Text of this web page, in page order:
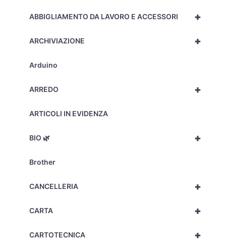
+
ABBIGLIAMENTO DA LAVORO E ACCESSORI
+
ARCHIVIAZIONE
Arduino
+
ARREDO
ARTICOLI IN EVIDENZA
+
BIO 🌿
Brother
+
CANCELLERIA
+
CARTA
+
CARTOTECNICA